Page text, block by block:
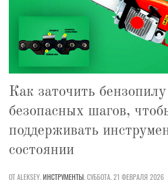
Как заточить
безопасных шагов,
поддерживать
состоянии
ОТ ALEKSEY,ИНСТРУМЕНТЫ,СУББОТА, 21 ФЕВРАЛЯ 2026